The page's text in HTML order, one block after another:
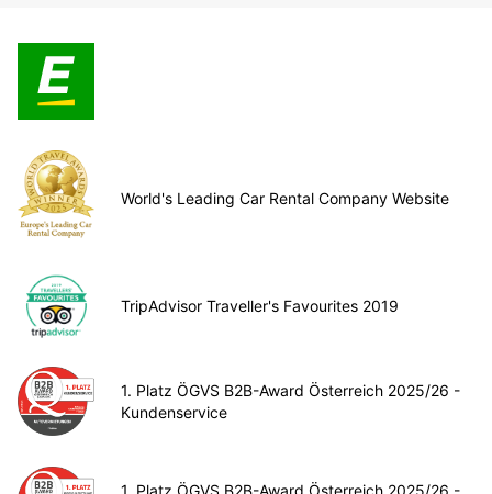
World's Leading Car Rental Company Website
TripAdvisor Traveller's Favourites 2019
1. Platz ÖGVS B2B-Award Österreich 2025/26 -
Kundenservice